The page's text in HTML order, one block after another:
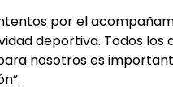
por el
deportiva. Todos los
nosotros es